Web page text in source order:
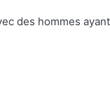
des hommes